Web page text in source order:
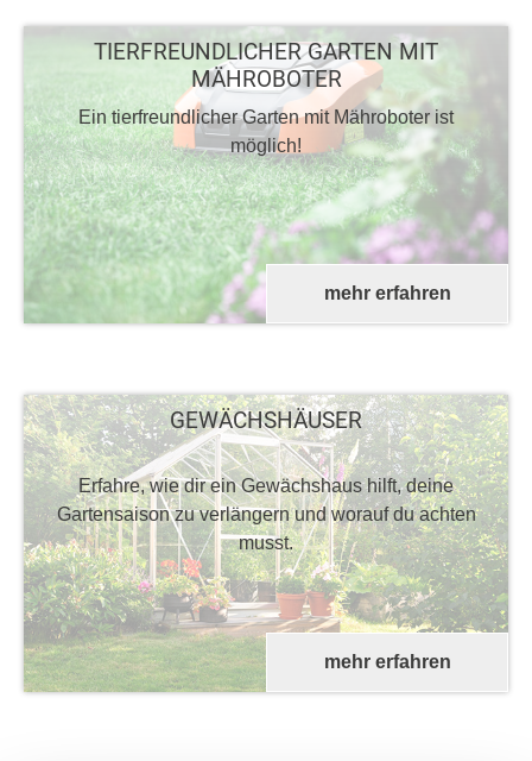
TIERFREUNDLICHER GARTEN MIT
MÄHROBOTER
Ein tierfreundlicher Garten mit Mähroboter ist
möglich!
mehr erfahren
GEWÄCHSHÄUSER
Erfahre, wie dir ein Gewächshaus hilft, deine
Gartensaison zu verlängern und worauf du achten
musst.
mehr erfahren